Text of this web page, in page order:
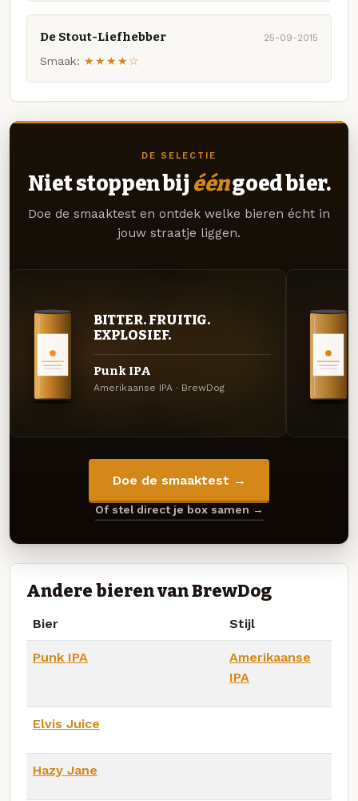
De Stout-Liefhebber 25-09-2015
Smaak: ★★★★☆
DE SELECTIE
Niet stoppen bij ééngoed bier.
Doe de smaaktest en ontdek welke bieren écht in
jouw straatje liggen.
BITTER. FRUITIG.
EXPLOSIEF.
Punk IPA
Amerikaanse IPA · BrewDog
Doe de smaaktest →
Of stel direct je box samen →
Andere bieren van BrewDog
Bier Stijl
Punk IPA
Amerikaanse
IPA
Elvis Juice
Hazy Jane